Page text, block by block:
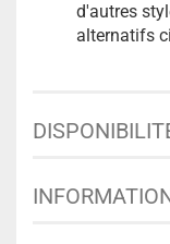
d'autres
alternatifs